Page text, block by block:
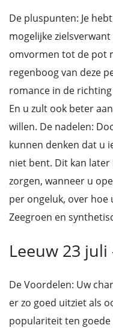
De pluspunten: Je
mogelijke
omvormen tot de pot
regenboog van deze
romance in de
En u zult ook beter
willen. De nadelen:
kunnen denken dat u
niet bent. Dit kan
zorgen, wanneer u
per ongeluk, over hoe
Zeegroen en
Leeuw 23
De Voordelen: Uw
er zo goed uitziet als
populariteit ten